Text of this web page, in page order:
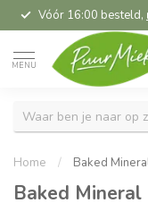
Vóór 16:00 besteld,
MENU
Home / Baked
Baked Mineral